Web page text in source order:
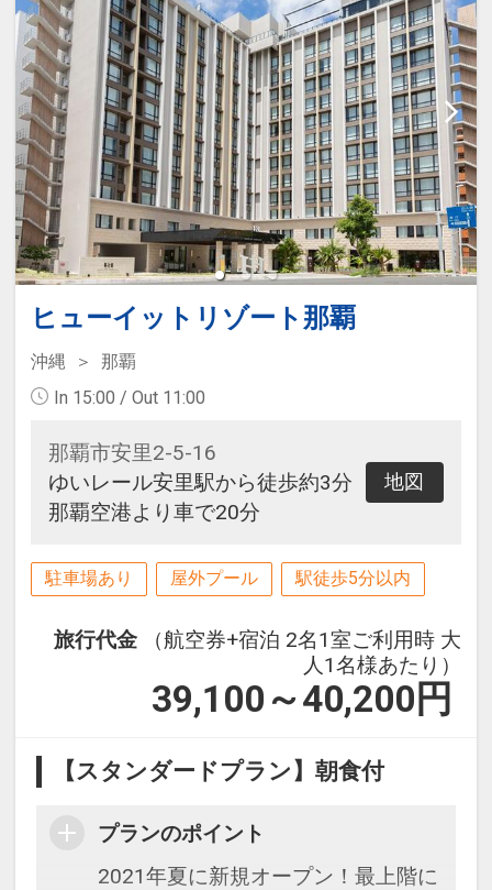
ヒューイットリゾート那覇
沖縄
那覇
In 15:00 / Out 11:00
那覇市安里2-5-16
ゆいレール安里駅から徒歩約3分
那覇空港より車で20分
地図
駐車場あり 屋外プール 駅徒歩5分以内
旅行代金
（航空券+宿泊 2名1室ご利用時 大
人1名様あたり）
39,100～40,200 円
【スタンダードプラン】朝食付
プランのポイント
2021年夏に新規オープン！最上階に